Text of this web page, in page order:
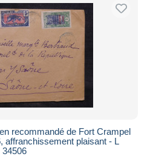
recommandé de Fort Crampel
affranchissement plaisant - L
34506